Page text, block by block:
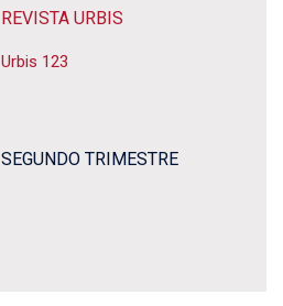
REVISTA URBIS
Urbis 123
SEGUNDO TRIMESTRE